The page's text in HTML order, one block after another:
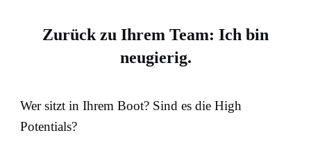
Zurück zu Ihrem Team: Ich bin
neugierig.
Wer sitzt in Ihrem Boot? Sind es die High
Potentials?